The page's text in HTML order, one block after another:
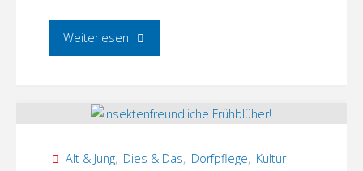
Weiterlesen "Weihnachtsbasteln
Weihnachtsbaumleuchten"
Alt & Jung, Dies & Das, Dorfpflege, Kultur